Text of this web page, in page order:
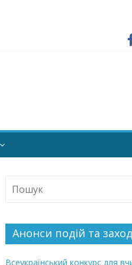
2027 н. р.
Анонси подій та
Всеукраїнський конкурс для